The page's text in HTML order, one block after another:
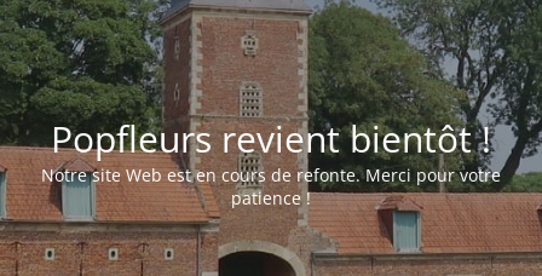
Popfleurs revient bientôt !
Notre site Web est en cours de refonte. Merci pour votre
patience !